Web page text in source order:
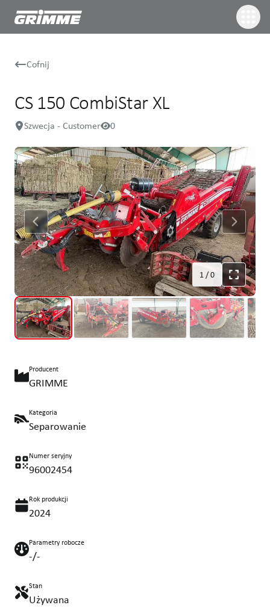
Cofnij
CS 150 CombiStar XL
Szwecja - Customer 0
1/0
Producent
GRIMME
Kategoria
Separowanie
Numer seryjny
96002454
Rok produkcji
2024
Parametry robocze
-/-
Stan
Używana